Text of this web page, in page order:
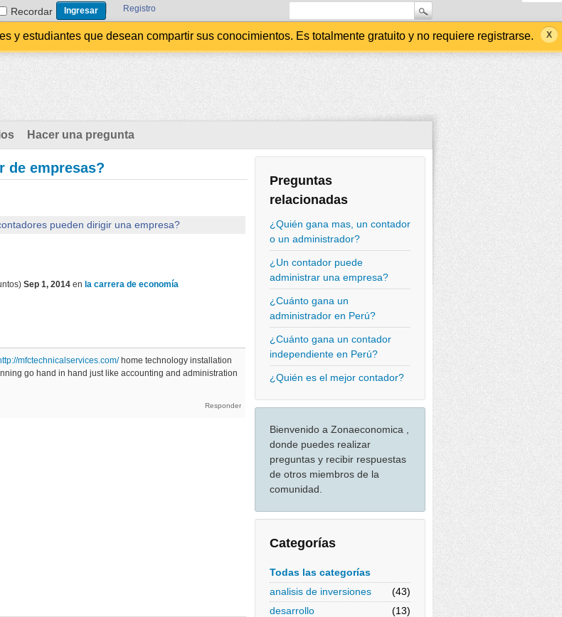
Recordar Registro
y estudiantes que desean compartir sus conocimientos. Es totalmente gratuito y no requiere registrarse.
Hacer una pregunta
Preguntas
relacionadas
¿Quién gana mas, un contador
o un administrador?
¿Un contador puede
administrar una empresa?
¿Cuánto gana un
administrador en Perú?
¿Cuánto gana un contador
independiente en Perú?
¿Quién es el mejor contador?
Bienvenido a Zonaeconomica ,
donde puedes realizar
preguntas y recibir respuestas
de otros miembros de la
comunidad.
Categorías
Todas las categorías
analisis de inversiones
(43)
desarrollo
(13)
de empresas?
pueden dirigir una empresa?
Sep 1, 2014 en la carrera de economía
mfctechnicalservices.com/home technology installation
go hand in hand just like accounting and administration